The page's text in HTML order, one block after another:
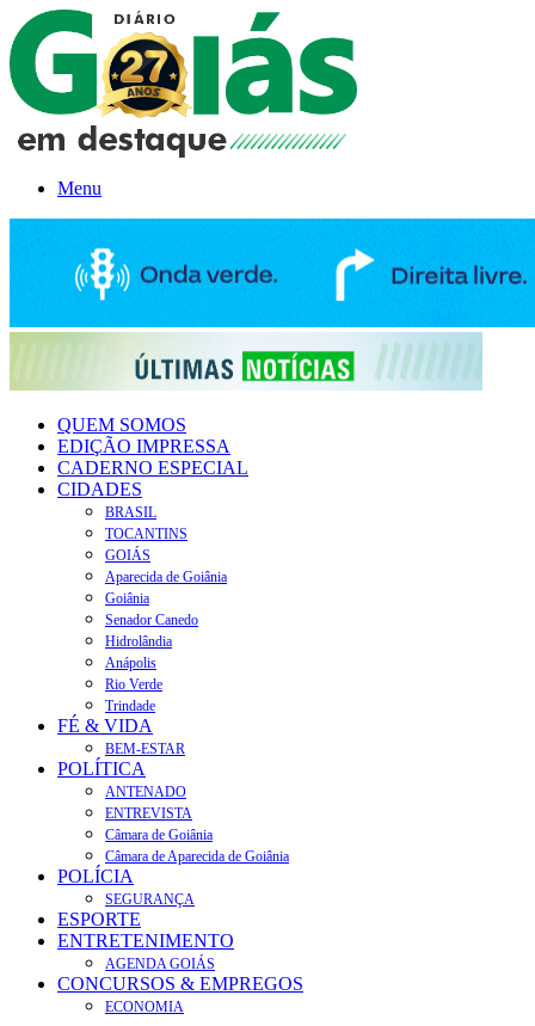
Menu
QUEM SOMOS
EDIÇÃO IMPRESSA
CADERNO ESPECIAL
CIDADES
BRASIL
TOCANTINS
GOIÁS
Aparecida de Goiânia
Goiânia
Senador Canedo
Hidrolândia
Anápolis
Rio Verde
Trindade
FÉ & VIDA
BEM-ESTAR
POLÍTICA
ANTENADO
ENTREVISTA
Câmara de Goiânia
Câmara de Aparecida de Goiânia
POLÍCIA
SEGURANÇA
ESPORTE
ENTRETENIMENTO
AGENDA GOIÁS
CONCURSOS & EMPREGOS
ECONOMIA